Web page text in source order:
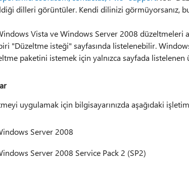
dilleri görüntüler. Kendi dilinizi görmüyorsanız,
Vista ve Windows Server 2008 düzeltmeleri
"Düzeltme isteği" sayfasında listelenebilir.
paketini istemek için yalnızca sayfada listelenen
uygulamak için bilgisayarınızda aşağıdaki
Server 2008
Server 2008 Service Pack 2 (SP2)